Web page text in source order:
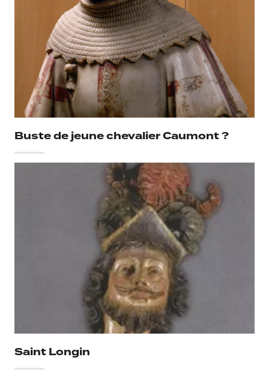
Buste de jeune chevalier Caumont ?
Saint Longin